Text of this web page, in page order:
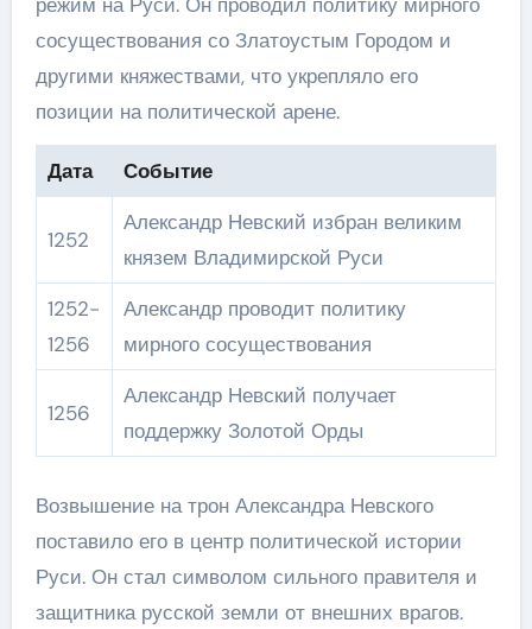
сосуществования со Златоустым Городом и
другими княжествами, что укрепляло его
позиции на политической арене.
Дата Событие
1252
Александр Невский избран великим
князем Владимирской Руси
1252-
1256
Александр проводит политику
мирного сосуществования
1256
Александр Невский получает
поддержку Золотой Орды
Возвышение на трон Александра Невского
поставило его в центр политической истории
Руси. Он стал символом сильного правителя и
защитника русской земли от внешних врагов.